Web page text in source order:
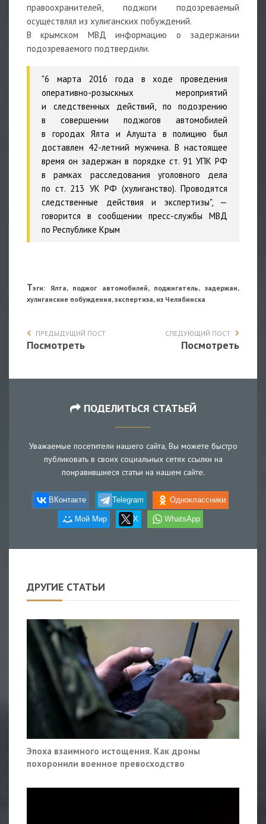
правоохранителей, поджоги подозреваемый
осуществлял из хулиганских побуждений.
В крымском МВД информацию о задержании
подозреваемого подтвердили.
"6 марта 2016 года в ходе проведения
оперативно-розыскных мероприятий
и следственных действий, по подозрению
в совершении поджогов автомобилей
в городах Ялта и Алушта в полицию был
доставлен 42-летний мужчина. В настоящее
время он задержан в порядке ст. 91 УПК РФ
в рамках расследования уголовного дела
по ст. 213 УК РФ (хулиганство). Проводятся
следственные действия и экспертизы", —
говорится в сообщении пресс-службы МВД
по Республике Крым
Тэги: Ялта, поджог автомобилей, поджигатель, задержан,
хулиганские побуждения, экспертиза, из Челябинска
ПРЕДЫДУЩИЙ ПОСТ
Посмотреть
СЛЕДУЮЩИЙ ПОСТ
Посмотреть
ПОДЕЛИТЬСЯ СТАТЬЕЙ
Уважаемые посетители нашего сайта, Вы можете быстро
публиковать в своих социальных сетях ссылки на
понравившиеся статьи на нашем сайте.
ВКонтакте Telegram Одноклассники
Мой Мир X WhatsApp
ДРУГИЕ СТАТЬИ
Эпоха взаимного истощения. Как дроны
похоронили военное превосходство